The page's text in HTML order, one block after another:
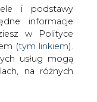
i podstawy
informacje
w Polityce
(tym linkiem).
usług mogą
na różnych
skomentuj